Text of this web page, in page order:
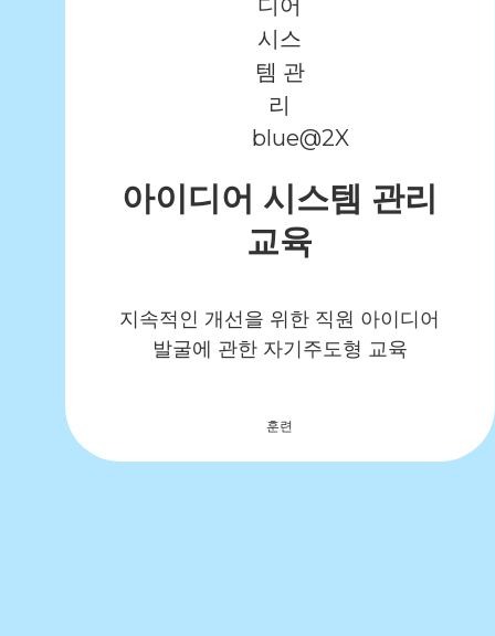
아이디어 시스템 관리
교육
지속적인 개선을 위한 직원 아이디어
발굴에 관한 자기주도형 교육
훈련